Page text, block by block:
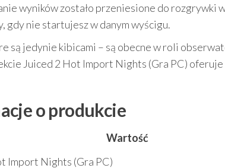
wyników zostało przeniesione do rozgrywki
gdy nie startujesz w danym wyścigu.
są jedynie kibicami – są obecne w roli
Juiced 2 Hot Import Nights (Gra PC)
o produkcie
Wartość
Import Nights (Gra PC)